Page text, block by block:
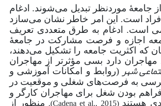
جامعۀ موردنظر تبدیل می‌شوند. ادغام
است. این امر خاطر نشان می‌سازد
است. ادغام به طرق متعددی تعریف
اجازه و فرصت مشارکت در جامعۀ
که اکثریت جامعه را تشکیل می‌دهند،
دارد بسی مؤثرتر از مهاجران
شهر (روابط و امکانات آموزشی و
به فرصت‌های شغلی و موقعیت در
بودن شغل برای مهاجران کارگر و
هستند (
Cadena et al., 2015
). منظور از